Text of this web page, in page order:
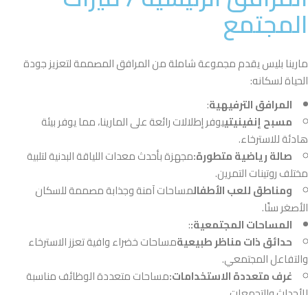
المجتمع
مارينا بليس يقدم مجموعة شاملة من المرافق المصممة لتعزيز جودة
الحياة لسكانه:
المرافق الترفيهية:
مسبح إنفينيتييوفر إطلالات رائعة على المارينا، مما يوفر بيئة
هادئة للاسترخاء.
صالة رياضية متطورة:مجهزة بأحدث معدات اللياقة البدنية لتلبية
مختلف روتينات التمرين.
ومناطق للعب الأطفالمساحات آمنة وجذابة مصممة للسكان
الأصغر سنًا.
المساحات المجتمعية::
حدائق ذات مناظر طبيعيةمساحات خضراء وافية تعزز الاسترخاء
والتفاعل المجتمعي.
غرف متعددة الاستخدامات:مساحات متعددة الوظائف مناسبة